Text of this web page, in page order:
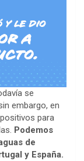
se
embargo, en
para
Podemos
de
y España.